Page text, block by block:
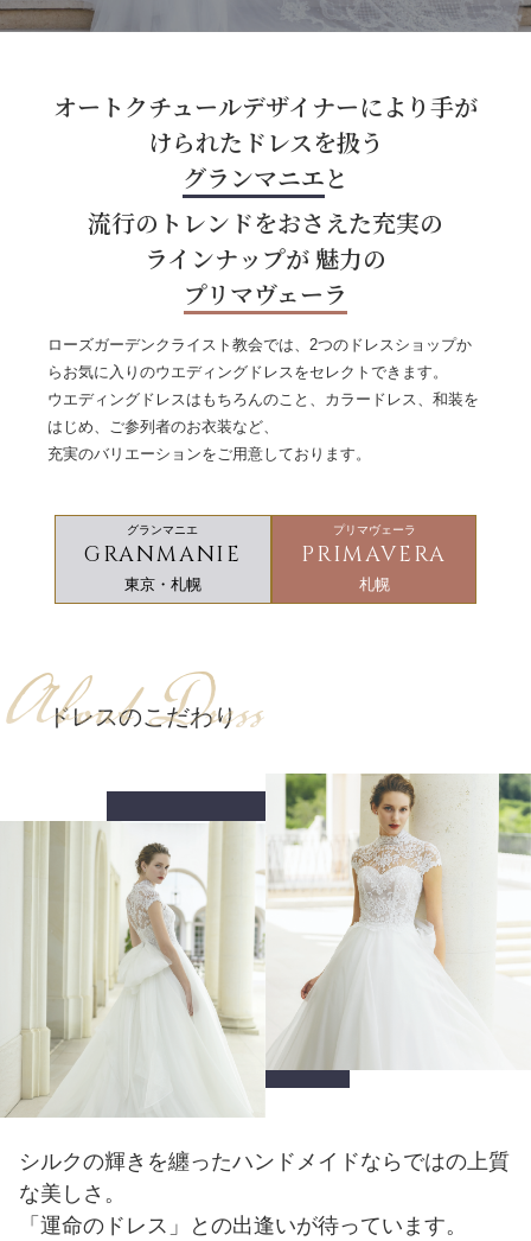
オートクチュールデザイナーにより手が
けられたドレスを扱う
グランマニエと
流行のトレンドをおさえた充実の
ラインナップが 魅力の
プリマヴェーラ
ローズガーデンクライスト教会では、2つのドレスショップか
らお気に入りのウエディングドレスをセレクトできます。
ウエディングドレスはもちろんのこと、カラードレス、和装を
はじめ、ご参列者のお衣装など、
充実のバリエーションをご用意しております。
グランマニエ
GRANMANIE
東京・札幌
プリマヴェーラ
PRIMAVERA
札幌
ドレスのこだわり
About Dress
シルクの輝きを纏ったハンドメイドならではの上質
な美しさ。
「運命のドレス」との出逢いが待っています。